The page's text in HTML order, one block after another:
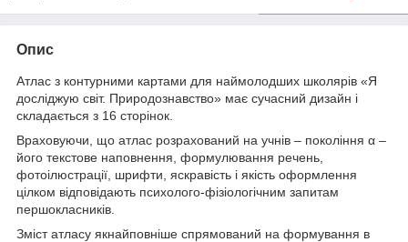
Опис
Атлас з контурними картами для наймолодших школярів «Я
досліджую світ. Природознавство» має сучасний дизайн і
складається з 16 сторінок.
Враховуючи, що атлас розрахований на учнів – покоління α –
його текстове наповнення, формулювання речень,
фотоілюстрації, шрифти, яскравість і якість оформлення
цілком відповідають психолого-фізіологічним запитам
першокласників.
Зміст атласу якнайповніше спрямований на формування в